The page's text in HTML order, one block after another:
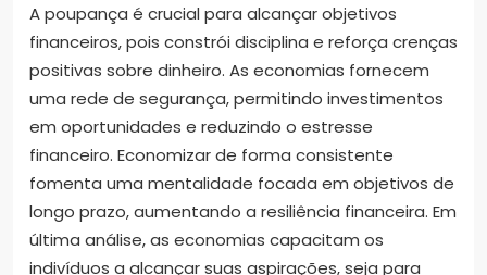
A poupança é crucial para alcançar objetivos
financeiros, pois constrói disciplina e reforça crenças
positivas sobre dinheiro. As economias fornecem
uma rede de segurança, permitindo investimentos
em oportunidades e reduzindo o estresse
financeiro. Economizar de forma consistente
fomenta uma mentalidade focada em objetivos de
longo prazo, aumentando a resiliência financeira. Em
última análise, as economias capacitam os
indivíduos a alcançar suas aspirações, seja para